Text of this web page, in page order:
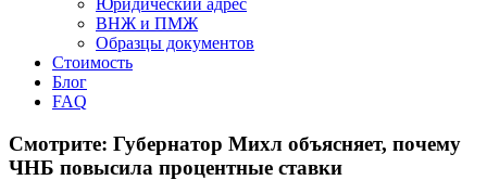
Юридический адрес
ВНЖ и ПМЖ
Образцы документов
Стоимость
Блог
FAQ
Смотрите: Губернатор Михл объясняет, почему
ЧНБ повысила процентные ставки